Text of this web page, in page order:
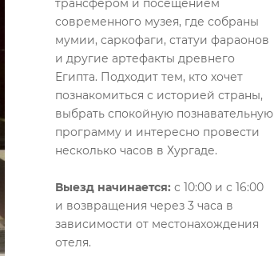
трансфером и посещением
современного музея, где собраны
мумии, саркофаги, статуи фараонов
и другие артефакты древнего
Египта. Подходит тем, кто хочет
познакомиться с историей страны,
выбрать спокойную познавательную
программу и интересно провести
несколько часов в Хургаде.
Выезд начинается: с 10:00 и с 16:00
и возвращения через 3 часа в
зависимости от местонахождения
отеля.